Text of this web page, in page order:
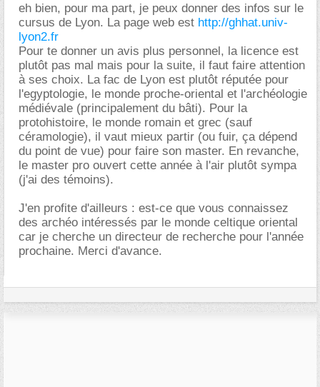
eh bien, pour ma part, je peux donner des infos sur le
cursus de Lyon. La page web est http://ghhat.univ-
lyon2.fr
Pour te donner un avis plus personnel, la licence est
plutôt pas mal mais pour la suite, il faut faire attention
à ses choix. La fac de Lyon est plutôt réputée pour
l'egyptologie, le monde proche-oriental et l'archéologie
médiévale (principalement du bâti). Pour la
protohistoire, le monde romain et grec (sauf
céramologie), il vaut mieux partir (ou fuir, ça dépend
du point de vue) pour faire son master. En revanche,
le master pro ouvert cette année à l'air plutôt sympa
(j'ai des témoins).
J'en profite d'ailleurs : est-ce que vous connaissez
des archéo intéressés par le monde celtique oriental
car je cherche un directeur de recherche pour l'année
prochaine. Merci d'avance.